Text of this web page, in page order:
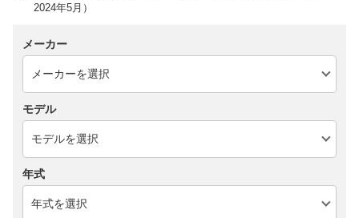
2024年5月）
メーカー
モデル
年式